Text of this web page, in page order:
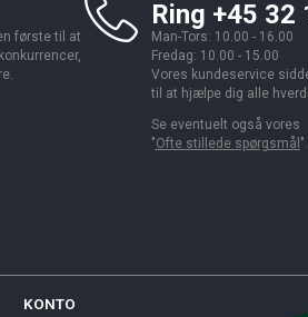
første til at
Ring +45 32
Man-Tors: 10.00 - 16.00
Fredag: 10.00 - 15.00
Vores kundeservice
til at hjælpe dig alle
Se eventuelt også vores
"Ofte stillede spørgsmål ".
KONTO